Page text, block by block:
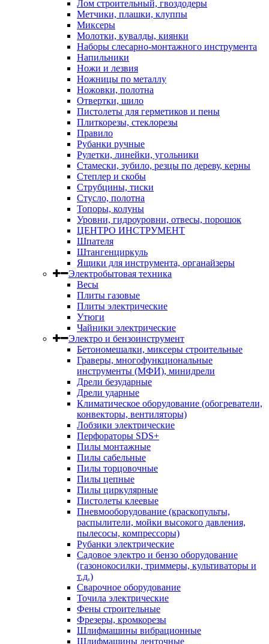
Лом строительный, гвоздодеры
Метчики, плашки, клуппы
Миксеры
Молотки, кувалды, киянки
Наборы слесарно-монтажного инструмента
Напильники
Ножи и лезвия
Ножницы по металлу
Ножовки, полотна
Отвертки, шило
Пистолеты для герметиков и пены
Плиткорезы, стеклорезы
Правило
Рубанки ручные
Рулетки, линейки, угольники
Стамески, зубило, резцы по дереву, керны
Степлер и скобы
Струбцины, тиски
Стусло, полотна
Топоры, колуны
Уровни, гидроуровни, отвесы, порошок
ЦЕНТРО ИНСТРУМЕНТ
Шпателя
Штангенциркуль
Ящики для инструмента, органайзеры
Электробытовая техника
Весы
Плиты газовые
Плиты электрические
Утюги
Чайники электрические
Электро и бензоинструмент
Бетономешалки, миксеры строительные
Граверы, многофункциональные
инструменты (МФИ), минидрели
Дрели безударные
Дрели ударные
Климатическое оборудование (обогреватели,
конвекторы, вентиляторы)
Лобзики электрические
Перфораторы SDS+
Пилы монтажные
Пилы сабельные
Пилы торцовочные
Пилы цепные
Пилы циркулярные
Пистолеты клеевые
Пневмооборудование (краскопульты,
распылители, мойки высокого давления,
пылесосы, компрессоры)
Рубанки электрические
Садовое электро и бензо оборудование
(газонокосилки, триммеры, культиваторы и
т.д.)
Сварочное оборудование
Точила электрические
Фены строительные
Фрезеры, кромкорезы
Шлифмашины вибрационные
Шлифмашины ленточные